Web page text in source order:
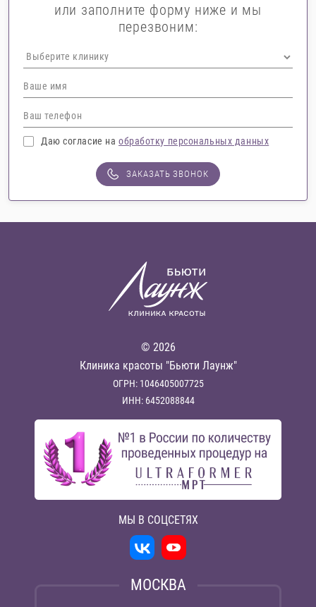
или заполните форму ниже и мы
перезвоним:
Даю согласие на обработку персональных данных
ЗАКАЗАТЬ ЗВОНОК
© 2026
Клиника красоты "Бьюти Лаунж"
ОГРН: 1046405007725
ИНН: 6452088844
МЫ В СОЦСЕТЯХ
МОСКВА